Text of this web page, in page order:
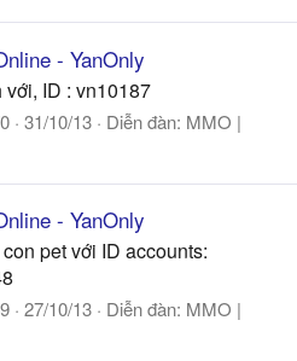
- YanOnly
với, ID : vn10187
31/10/13 Diễn đàn: MMO |
- YanOnly
pet với ID accounts:
27/10/13 Diễn đàn: MMO |